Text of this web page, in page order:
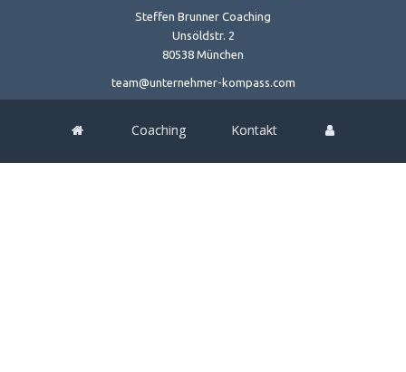
Steffen Brunner Coaching
Unsöldstr. 2
80538 München
team@unternehmer-kompass.com
Coaching Kontakt